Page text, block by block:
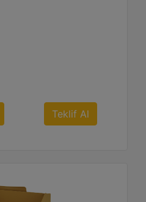
Teklif Al